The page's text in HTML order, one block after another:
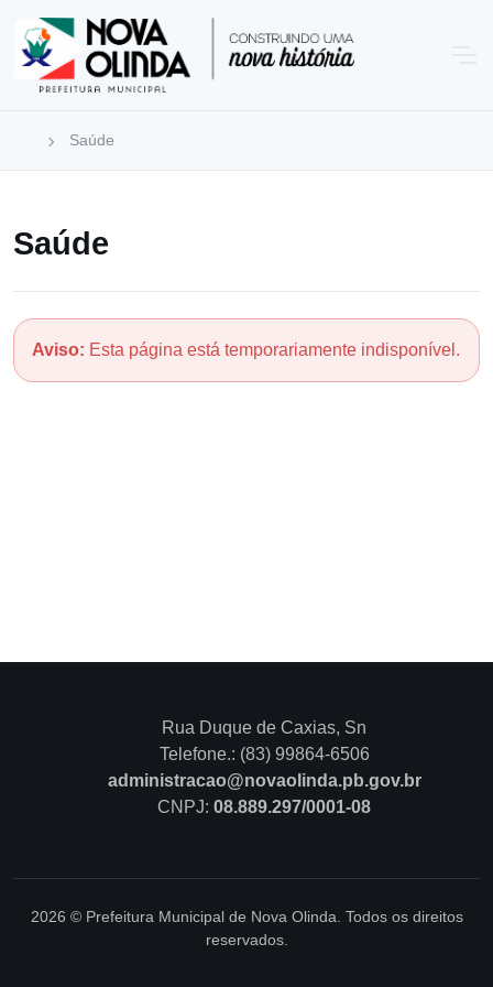
Saúde
Saúde
Aviso: Esta página está temporariamente indisponível.
Rua Duque de Caxias, Sn
Telefone.: (83) 99864-6506
administracao@novaolinda.pb.gov.br
CNPJ: 08.889.297/0001-08
2026 © Prefeitura Municipal de Nova Olinda. Todos os direitos
reservados.